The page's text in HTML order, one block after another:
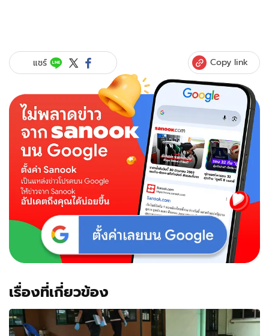
แชร์ Copy link
เรื่องที่เกี่ยวข้อง